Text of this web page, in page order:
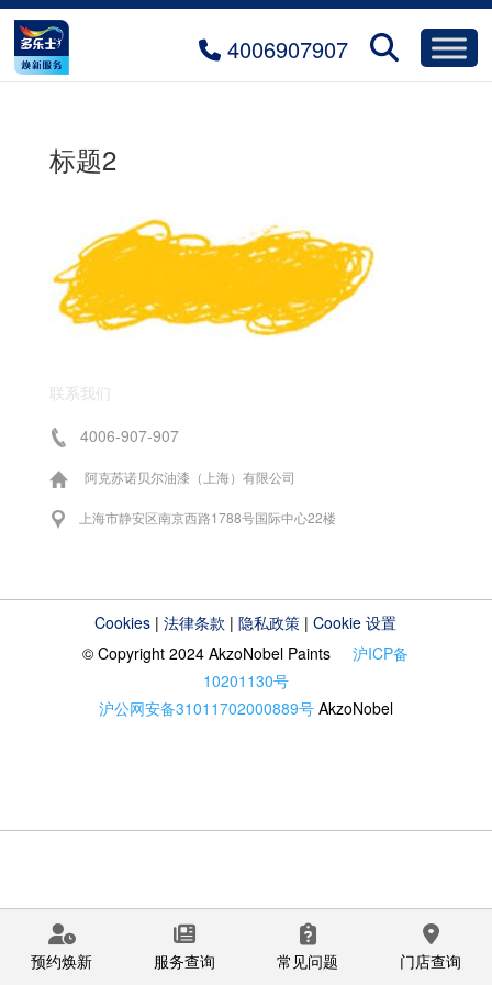
4006907907
标题2
联系我们
4006-907-907
阿克苏诺贝尔油漆（上海）有限公司
上海市静安区南京西路1788号国际中心22楼
Cookies |法律条款 |隐私政策 |Cookie 设置
© Copyright 2024 AkzoNobel Paints沪ICP备
10201130号
沪公网安备31011702000889号 AkzoNobel
预约焕新 服务查询 常见问题 门店查询